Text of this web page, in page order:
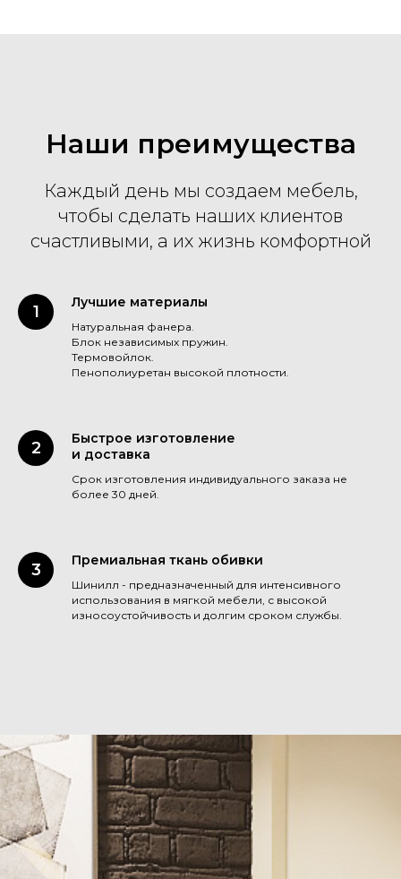
Наши преимущества
Каждый день мы создаем мебель,
чтобы сделать наших клиентов
счастливыми, а их жизнь комфортной
Лучшие материалы
Натуральная фанера.
Блок независимых пружин.
Термовойлок.
Пенополиуретан высокой плотности.
Быстрое изготовление
и доставка
Срок изготовления индивидуального заказа не
более 30 дней.
Премиальная ткань обивки
Шинилл - предназначенный для интенсивного
использования в мягкой мебели, с высокой
износоустойчивость и долгим сроком службы.